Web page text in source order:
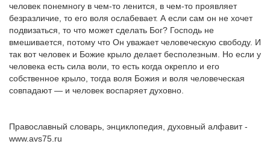
человек понемногу в чем-то ленится, в чем-то проявляет
безразличие, то его воля ослабевает. А если сам он не хочет
подвизаться, то что может сделать Бог? Господь не
вмешивается, потому что Он уважает человеческую свободу. И
так вот человек и Божие крыло делает бесполезным. Но если у
человека есть сила воли, то есть когда окрепло и его
собственное крыло, тогда воля Божия и воля человеческая
совпадают — и человек воспаряет духовно.
Православный словарь, энциклопедия, духовный алфавит -
www.avs75.ru